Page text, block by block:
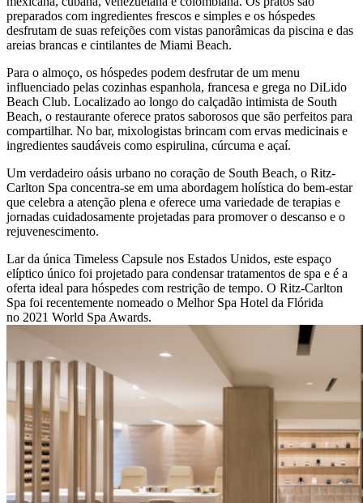
preparados com ingredientes frescos e simples e os hóspedes
desfrutam de suas refeições com vistas panorâmicas da piscina e das
areias brancas e cintilantes de Miami Beach.
Para o almoço, os hóspedes podem desfrutar de um menu
influenciado pelas cozinhas espanhola, francesa e grega no DiLido
Beach Club. Localizado ao longo do calçadão intimista de South
Beach, o restaurante oferece pratos saborosos que são perfeitos para
compartilhar. No bar, mixologistas brincam com ervas medicinais e
ingredientes saudáveis como espirulina, cúrcuma e açaí.
Um verdadeiro oásis urbano no coração de South Beach, o Ritz-
Carlton Spa concentra-se em uma abordagem holística do bem-estar
que celebra a atenção plena e oferece uma variedade de terapias e
jornadas cuidadosamente projetadas para promover o descanso e o
rejuvenescimento.
Lar da única Timeless Capsule nos Estados Unidos, este espaço
elíptico único foi projetado para condensar tratamentos de spa e é a
oferta ideal para hóspedes com restrição de tempo. O Ritz-Carlton
Spa foi recentemente nomeado o Melhor Spa Hotel da Flórida
no 2021 World Spa Awards.